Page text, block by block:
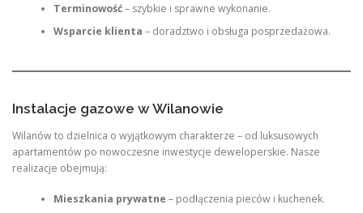
Terminowość– szybkie i sprawne wykonanie.
Wsparcie klienta – doradztwo i obsługa posprzedażowa.
Instalacje gazowe w Wilanowie
Wilanów to dzielnica o wyjątkowym charakterze – od luksusowych
apartamentów po nowoczesne inwestycje deweloperskie. Nasze
realizacje obejmują:
Mieszkania prywatne – podłączenia pieców i kuchenek.